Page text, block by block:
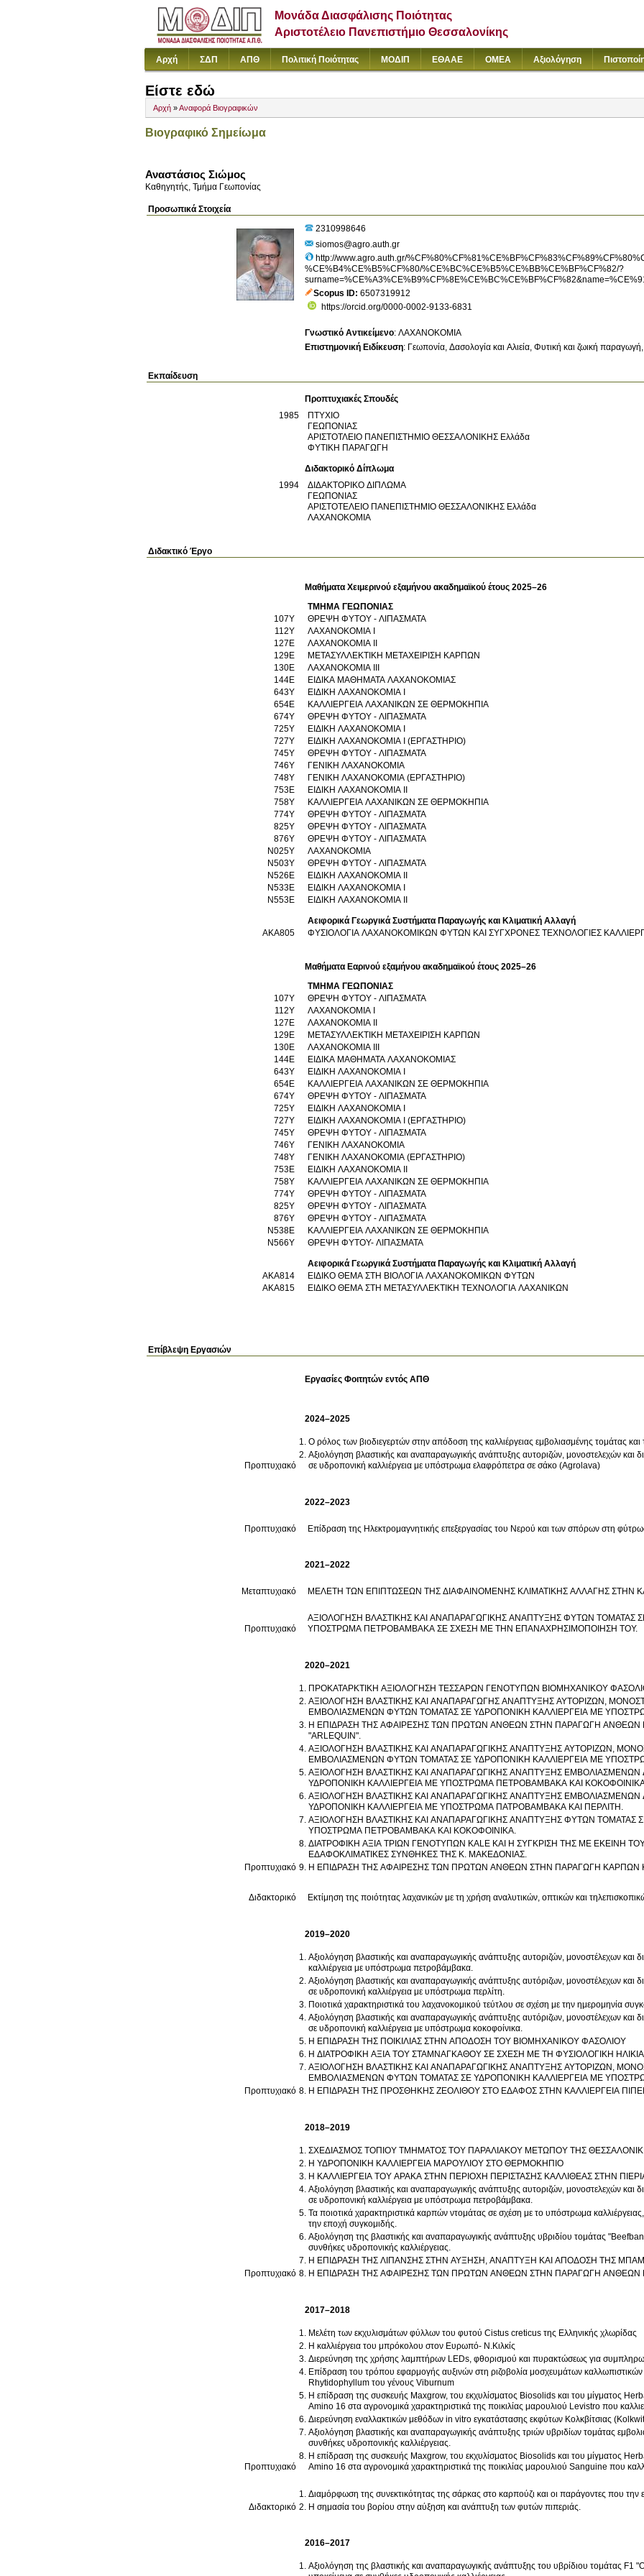
Μονάδα Διασφάλισης Ποιότητας
Αριστοτέλειο Πανεπιστήμιο Θεσσαλονίκης
Αρχή ΣΔΠ ΑΠΘ Πολιτική Ποιότητας ΜΟΔΙΠ ΕΘΑΑΕ ΟΜΕΑ Αξιολόγηση
Είστε εδώ
Αρχή »Αναφορά Βιογραφικών
Βιογραφικό Σημείωμα
Αναστάσιος Σιώμος
Καθηγητής, Τμήμα Γεωπονίας
Προσωπικά Στοιχεία
2310998646
siomos@agro.auth.gr
http://www.agro.auth.gr/
%CE%B4%CE%B5%CF%80/%CE%BC%CE%B5%CE%BB%CE%BF%CF%82/?
Scopus ID 6507319912
https://orcid.org/0000-0002-9133-6831
Γνωστικό Αντικείμενο: ΛΑΧΑΝΟΚΟΜΙΑ
Επιστημονική Ειδίκευση: Γεωπονία, Δασολογία και Αλιεία Φυτική και ζωική παραγωγή
Εκπαίδευση
Προπτυχιακές Σπουδές
1985
ΠΤΥΧΙΟ
ΓΕΩΠΟΝΙΑΣ
ΑΡΙΣΤΟΤΛΕΙΟ ΠΑΝΕΠΙΣΤΗΜΙΟ ΘΕΣΣΑΛΟΝΙΚΗΣ Ελλάδα
ΦΥΤΙΚΗ ΠΑΡΑΓΩΓΗ
Διδακτορικό Δίπλωμα
1994
ΔΙΔΑΚΤΟΡΙΚΟ ΔΙΠΛΩΜΑ
ΓΕΩΠΟΝΙΑΣ
ΑΡΙΣΤΟΤΕΛΕΙΟ ΠΑΝΕΠΙΣΤΗΜΙΟ ΘΕΣΣΑΛΟΝΙΚΗΣ Ελλάδα
ΛΑΧΑΝΟΚΟΜΙΑ
Διδακτικό Έργο
Μαθήματα Χειμερινού εξαμήνου ακαδημαϊκού έτους 2025–26
ΤΜΗΜΑ ΓΕΩΠΟΝΙΑΣ
107Υ
ΘΡΕΨΗ ΦΥΤΟΥ - ΛΙΠΑΣΜΑΤΑ
112Υ
ΛΑΧΑΝΟΚΟΜΙΑ Ι
127Ε
ΛΑΧΑΝΟΚΟΜΙΑ ΙΙ
129Ε
ΜΕΤΑΣΥΛΛΕΚΤΙΚΗ ΜΕΤΑΧΕΙΡΙΣΗ ΚΑΡΠΩΝ
130Ε
ΛΑΧΑΝΟΚΟΜΙΑ ΙΙΙ
144Ε
ΕΙΔΙΚΑ ΜΑΘΗΜΑΤΑ ΛΑΧΑΝΟΚΟΜΙΑΣ
643Υ
ΕΙΔΙΚΗ ΛΑΧΑΝΟΚΟΜΙΑ Ι
654Ε
ΚΑΛΛΙΕΡΓΕΙΑ ΛΑΧΑΝΙΚΩΝ ΣΕ ΘΕΡΜΟΚΗΠΙΑ
674Υ
ΘΡΕΨΗ ΦΥΤΟΥ - ΛΙΠΑΣΜΑΤΑ
725Υ
ΕΙΔΙΚΗ ΛΑΧΑΝΟΚΟΜΙΑ Ι
727Υ
ΕΙΔΙΚΗ ΛΑΧΑΝΟΚΟΜΙΑ Ι (ΕΡΓΑΣΤΗΡΙΟ)
745Υ
ΘΡΕΨΗ ΦΥΤΟΥ - ΛΙΠΑΣΜΑΤΑ
746Υ
ΓΕΝΙΚΗ ΛΑΧΑΝΟΚΟΜΙΑ
748Υ
ΓΕΝΙΚΗ ΛΑΧΑΝΟΚΟΜΙΑ (ΕΡΓΑΣΤΗΡΙΟ)
753Ε
ΕΙΔΙΚΗ ΛΑΧΑΝΟΚΟΜΙΑ ΙΙ
758Υ
ΚΑΛΛΙΕΡΓΕΙΑ ΛΑΧΑΝΙΚΩΝ ΣΕ ΘΕΡΜΟΚΗΠΙΑ
774Υ
ΘΡΕΨΗ ΦΥΤΟΥ - ΛΙΠΑΣΜΑΤΑ
825Υ
ΘΡΕΨΗ ΦΥΤΟΥ - ΛΙΠΑΣΜΑΤΑ
876Υ
ΘΡΕΨΗ ΦΥΤΟΥ - ΛΙΠΑΣΜΑΤΑ
Ν025Υ
ΛΑΧΑΝΟΚΟΜΙΑ
Ν503Υ
ΘΡΕΨΗ ΦΥΤΟΥ - ΛΙΠΑΣΜΑΤΑ
Ν526Ε
ΕΙΔΙΚΗ ΛΑΧΑΝΟΚΟΜΙΑ ΙΙ
Ν533Ε
ΕΙΔΙΚΗ ΛΑΧΑΝΟΚΟΜΙΑ Ι
Ν553Ε
ΕΙΔΙΚΗ ΛΑΧΑΝΟΚΟΜΙΑ ΙΙ
Αειφορικά Γεωργικά Συστήματα Παραγωγής και Κλιματική Αλλαγή
AKA805
ΦΥΣΙΟΛΟΓΙΑ ΛΑΧΑΝΟΚΟΜΙΚΩΝ ΦΥΤΩΝ ΚΑΙ ΣΥΓΧΡΟΝΕΣ ΤΕΧΝΟΛΟΓΙΕΣ
Μαθήματα Εαρινού εξαμήνου ακαδημαϊκού έτους 2025–26
ΤΜΗΜΑ ΓΕΩΠΟΝΙΑΣ
107Υ
ΘΡΕΨΗ ΦΥΤΟΥ - ΛΙΠΑΣΜΑΤΑ
112Υ
ΛΑΧΑΝΟΚΟΜΙΑ Ι
127Ε
ΛΑΧΑΝΟΚΟΜΙΑ ΙΙ
129Ε
ΜΕΤΑΣΥΛΛΕΚΤΙΚΗ ΜΕΤΑΧΕΙΡΙΣΗ ΚΑΡΠΩΝ
130Ε
ΛΑΧΑΝΟΚΟΜΙΑ ΙΙΙ
144Ε
ΕΙΔΙΚΑ ΜΑΘΗΜΑΤΑ ΛΑΧΑΝΟΚΟΜΙΑΣ
643Υ
ΕΙΔΙΚΗ ΛΑΧΑΝΟΚΟΜΙΑ Ι
654Ε
ΚΑΛΛΙΕΡΓΕΙΑ ΛΑΧΑΝΙΚΩΝ ΣΕ ΘΕΡΜΟΚΗΠΙΑ
674Υ
ΘΡΕΨΗ ΦΥΤΟΥ - ΛΙΠΑΣΜΑΤΑ
725Υ
ΕΙΔΙΚΗ ΛΑΧΑΝΟΚΟΜΙΑ Ι
727Υ
ΕΙΔΙΚΗ ΛΑΧΑΝΟΚΟΜΙΑ Ι (ΕΡΓΑΣΤΗΡΙΟ)
745Υ
ΘΡΕΨΗ ΦΥΤΟΥ - ΛΙΠΑΣΜΑΤΑ
746Υ
ΓΕΝΙΚΗ ΛΑΧΑΝΟΚΟΜΙΑ
748Υ
ΓΕΝΙΚΗ ΛΑΧΑΝΟΚΟΜΙΑ (ΕΡΓΑΣΤΗΡΙΟ)
753Ε
ΕΙΔΙΚΗ ΛΑΧΑΝΟΚΟΜΙΑ ΙΙ
758Υ
ΚΑΛΛΙΕΡΓΕΙΑ ΛΑΧΑΝΙΚΩΝ ΣΕ ΘΕΡΜΟΚΗΠΙΑ
774Υ
ΘΡΕΨΗ ΦΥΤΟΥ - ΛΙΠΑΣΜΑΤΑ
825Υ
ΘΡΕΨΗ ΦΥΤΟΥ - ΛΙΠΑΣΜΑΤΑ
876Υ
ΘΡΕΨΗ ΦΥΤΟΥ - ΛΙΠΑΣΜΑΤΑ
Ν538Ε
ΚΑΛΛΙΕΡΓΕΙΑ ΛΑΧΑΝΙΚΩΝ ΣΕ ΘΕΡΜΟΚΗΠΙΑ
Ν566Υ
ΘΡΕΨΗ ΦΥΤΟΥ- ΛΙΠΑΣΜΑΤΑ
Αειφορικά Γεωργικά Συστήματα Παραγωγής και Κλιματική Αλλαγή
AKA814
ΕΙΔΙΚΟ ΘΕΜΑ ΣΤΗ ΒΙΟΛΟΓΙΑ ΛΑΧΑΝΟΚΟΜΙΚΩΝ ΦΥΤΩΝ
AKA815
ΕΙΔΙΚΟ ΘΕΜΑ ΣΤΗ ΜΕΤΑΣΥΛΛΕΚΤΙΚΗ ΤΕΧΝΟΛΟΓΙΑ ΛΑΧΑΝΙΚΩΝ
Επίβλεψη Εργασιών
Εργασίες Φοιτητών εντός ΑΠΘ
2024–2025
Προπτυχιακό
Ο ρόλος των βιοδιεγερτών στην απόδοση της καλλιέργειας εμβολιασμένης τομάτας
Αξιολόγηση βλαστικής και αναπαραγωγικής ανάπτυξης αυτοριζών, μονοστελεχών και
σε υδροπονική καλλιέργεια με υπόστρωμα ελαφρόπετρα σε σάκο (Agrolava)
2022–2023
Προπτυχιακό Επίδραση της Ηλεκτρομαγνητικής επεξεργασίας
2021–2022
Μεταπτυχιακό ΜΕΛΕΤΗ ΤΩΝ ΕΠΙΠΤΩΣΕΩΝ ΤΗΣ ΔΙΑΦΑΙΝΟΜΕΝΗΣ ΚΛΙΜΑΤΙΚΗΣ ΑΛΛΑΓΗΣ ΣΤΗΝ
Προπτυχιακό
ΑΞΙΟΛΟΓΗΣΗ ΒΛΑΣΤΙΚΗΣ ΚΑΙ ΑΝΑΠΑΡΑΓΩΓΙΚΗΣ ΑΝΑΠΤΥΞΗΣ ΦΥΤΩΝ ΤΟΜΑΤΑΣ
ΥΠΟΣΤΡΩΜΑ ΠΕΤΡΟΒΑΜΒΑΚΑ ΣΕ ΣΧΕΣΗ ΜΕ ΤΗΝ ΕΠΑΝΑΧΡΗΣΙΜΟΠΟΙΗΣΗ ΤΟΥ.
2020–2021
Προπτυχιακό
ΠΡΟΚΑΤΑΡΚΤΙΚΗ ΑΞΙΟΛΟΓΗΣΗ ΤΕΣΣΑΡΩΝ ΓΕΝΟΤΥΠΩΝ ΒΙΟΜΗΧΑΝΙΚΟΥ
ΑΞΙΟΛΟΓΗΣΗ ΒΛΑΣΤΙΚΗΣ ΚΑΙ ΑΝΑΠΑΡΑΓΩΓΗΣ ΑΝΑΠΤΥΞΗΣ ΑΥΤΟΡΙΖΩΝ,
ΕΜΒΟΛΙΑΣΜΕΝΩΝ ΦΥΤΩΝ ΤΟΜΑΤΑΣ ΣΕ ΥΔΡΟΠΟΝΙΚΗ ΚΑΛΛΙΕΡΓΕΙΑ ΜΕ
Η ΕΠΙΔΡΑΣΗ ΤΗΣ ΑΦΑΙΡΕΣΗΣ ΤΩΝ ΠΡΩΤΩΝ ΑΝΘΕΩΝ ΣΤΗΝ ΠΑΡΑΓΩΓΗ ΑΝΘΕΩΝ
"ARLEQUIN".
ΑΞΙΟΛΟΓΗΣΗ ΒΛΑΣΤΙΚΗΣ ΚΑΙ ΑΝΑΠΑΡΑΓΩΓΙΚΗΣ ΑΝΑΠΤΥΞΗΣ ΑΥΤΟΡΙΖΩΝ,
ΕΜΒΟΛΙΑΣΜΕΝΩΝ ΦΥΤΩΝ ΤΟΜΑΤΑΣ ΣΕ ΥΔΡΟΠΟΝΙΚΗ ΚΑΛΛΙΕΡΓΕΙΑ ΜΕ
ΑΞΙΟΛΟΓΗΣΗ ΒΛΑΣΤΙΚΗΣ ΚΑΙ ΑΝΑΠΑΡΑΓΩΓΙΚΗΣ ΑΝΑΠΤΥΞΗΣ
ΥΔΡΟΠΟΝΙΚΗ ΚΑΛΛΙΕΡΓΕΙΑ ΜΕ ΥΠΟΣΤΡΩΜΑ ΠΕΤΡΟΒΑΜΒΑΚΑ ΚΑΙ
ΑΞΙΟΛΟΓΗΣΗ ΒΛΑΣΤΙΚΗΣ ΚΑΙ ΑΝΑΠΑΡΑΓΩΓΙΚΗΣ ΑΝΑΠΤΥΞΗΣ
ΥΔΡΟΠΟΝΙΚΗ ΚΑΛΛΙΕΡΓΕΙΑ ΜΕ ΥΠΟΣΤΡΩΜΑ ΠΑΤΡΟΒΑΜΒΑΚΑ ΚΑΙ ΠΕΡΛΙΤΗ.
ΑΞΙΟΛΟΓΗΣΗ ΒΛΑΣΤΙΚΗΣ ΚΑΙ ΑΝΑΠΑΡΑΓΩΓΙΚΗΣ ΑΝΑΠΤΥΞΗΣ ΦΥΤΩΝ ΤΟΜΑΤΑΣ
ΥΠΟΣΤΡΩΜΑ ΠΕΤΡΟΒΑΜΒΑΚΑ ΚΑΙ ΚΟΚΟΦΟΙΝΙΚΑ.
ΔΙΑΤΡΟΦΙΚΗ ΑΞΙΑ ΤΡΙΩΝ ΓΕΝΟΤΥΠΩΝ KALE ΚΑΙ Η ΣΥΓΚΡΙΣΗ ΤΗΣ ΜΕ ΕΚΕΙΝΗ
ΕΔΑΦΟΚΛΙΜΑΤΙΚΕΣ ΣΥΝΘΗΚΕΣ ΤΗΣ Κ. ΜΑΚΕΔΟΝΙΑΣ.
Η ΕΠΙΔΡΑΣΗ ΤΗΣ ΑΦΑΙΡΕΣΗΣ ΤΩΝ ΠΡΩΤΩΝ ΑΝΘΕΩΝ ΣΤΗΝ ΠΑΡΑΓΩΓΗ ΚΑΡΠΩΝ
Διδακτορικό Εκτίμηση της ποιότητας λαχανικών με τη χρήση αναλυτικών, οπτικών και
2019–2020
Προπτυχιακό
Αξιολόγηση βλαστικής και αναπαραγωγικής ανάπτυξης αυτοριζών, μονοστέλεχων και
καλλιέργεια με υπόστρωμα πετροβάμβακα.
Αξιολόγηση βλαστικής και αναπαραγωγικής ανάπτυξης αυτόριζων, μονοστέλεχων και
σε υδροπονική καλλιέργεια με υπόστρωμα περλίτη.
Ποιοτικά χαρακτηριστικά του λαχανοκομικού τεύτλου σε σχέση με την ημερομηνία
Αξιολόγηση βλαστικής και αναπαραγωγικής ανάπτυξης αυτόριζων, μονοστέλεχων και
σε υδροπονική καλλιέργεια με υπόστρωμα κοκοφοίνικα.
Η ΕΠΙΔΡΑΣΗ ΤΗΣ ΠΟΙΚΙΛΙΑΣ ΣΤΗΝ ΑΠΟΔΟΣΗ ΤΟΥ ΒΙΟΜΗΧΑΝΙΚΟΥ ΦΑΣΟΛΙΟΥ
Η ΔΙΑΤΡΟΦΙΚΗ ΑΞΙΑ ΤΟΥ ΣΤΑΜΝΑΓΚΑΘΟΥ ΣΕ ΣΧΕΣΗ ΜΕ ΤΗ ΦΥΣΙΟΛΟΓΙΚΗ
ΑΞΙΟΛΟΓΗΣΗ ΒΛΑΣΤΙΚΗΣ ΚΑΙ ΑΝΑΠΑΡΑΓΩΓΙΚΗΣ ΑΝΑΠΤΥΞΗΣ ΑΥΤΟΡΙΖΩΝ,
ΕΜΒΟΛΙΑΣΜΕΝΩΝ ΦΥΤΩΝ ΤΟΜΑΤΑΣ ΣΕ ΥΔΡΟΠΟΝΙΚΗ ΚΑΛΛΙΕΡΓΕΙΑ ΜΕ
Η ΕΠΙΔΡΑΣΗ ΤΗΣ ΠΡΟΣΘΗΚΗΣ ΖΕΟΛΙΘΟΥ ΣΤΟ ΕΔΑΦΟΣ ΣΤΗΝ ΚΑΛΛΙΕΡΓΕΙΑ
2018–2019
Προπτυχιακό
ΣΧΕΔΙΑΣΜΟΣ ΤΟΠΙΟΥ ΤΜΗΜΑΤΟΣ ΤΟΥ ΠΑΡΑΛΙΑΚΟΥ ΜΕΤΩΠΟΥ ΤΗΣ
Η ΥΔΡΟΠΟΝΙΚΗ ΚΑΛΛΙΕΡΓΕΙΑ ΜΑΡΟΥΛΙΟΥ ΣΤΟ ΘΕΡΜΟΚΗΠΙΟ
Η ΚΑΛΛΙΕΡΓΕΙΑ ΤΟΥ ΑΡΑΚΑ ΣΤΗΝ ΠΕΡΙΟΧΗ ΠΕΡΙΣΤΑΣΗΣ ΚΑΛΛΙΘΕΑΣ ΣΤΗΝ
Αξιολόγηση βλαστικής και αναπαραγωγικής ανάπτυξης αυτοριζών, μονοστελεχών και
σε υδροπονική καλλιέργεια με υπόστρωμα πετροβάμβακα.
Τα ποιοτικά χαρακτηριστικά καρπών ντομάτας σε σχέση με το υπόστρωμα
την εποχή συγκομιδής.
Αξιολόγηση της βλαστικής και αναπαραγωγικής ανάπτυξης υβριδίου τομάτας
συνθήκες υδροπονικής καλλιέργειας.
Η ΕΠΙΔΡΑΣΗ ΤΗΣ ΛΙΠΑΝΣΗΣ ΣΤΗΝ ΑΥΞΗΣΗ, ΑΝΑΠΤΥΞΗ ΚΑΙ ΑΠΟΔΟΣΗ ΤΗΣ
Η ΕΠΙΔΡΑΣΗ ΤΗΣ ΑΦΑΙΡΕΣΗΣ ΤΩΝ ΠΡΩΤΩΝ ΑΝΘΕΩΝ ΣΤΗΝ ΠΑΡΑΓΩΓΗ ΑΝΘΕΩΝ
2017–2018
Προπτυχιακό
Μελέτη των εκχυλισμάτων φύλλων του φυτού Cistus creticus της Ελληνικής χλωρίδας
Η καλλιέργεια του μπρόκολου στον Ευρωπό- Ν.Κιλκίς
Διερεύνηση της χρήσης λαμπτήρων LEDs, φθορισμού και πυρακτώσεως για
Επίδραση του τρόπου εφαρμογής αυξινών στη ριζοβολία μοσχευμάτων καλλωπιστικών φυτών των ειδών
Rhytidophyllum του γένους Viburnum
H επίδραση της συσκευής Maxgrow, του εκχυλίσματος Biosolids και του μίγματος Herbagreen Z20 και Herbagreen-Fluisan και
Amino 16 στα αγρονομικά χαρακτηριστικά της ποικιλίας μαρουλιού Levistro που
Διερεύνηση εναλλακτικών μεθόδων in vitro εγκατάστασης εκφύτων Κολκβίτσιας
Αξιολόγηση βλαστικής και αναπαραγωγικής ανάπτυξης τριών υβριδίων τομάτας
συνθήκες υδροπονικής καλλιέργειας.
H επίδραση της συσκευής Maxgrow, του εκχυλίσματος Biosolids και του μίγματος Herbagreen Z20 και Herbagreen-Fluisan και
Amino 16 στα αγρονομικά χαρακτηριστικά της ποικιλίας μαρουλιού Sanguine που
Διδακτορικό
Διαμόρφωση της συνεκτικότητας της σάρκας στο καρπούζι και οι παράγοντες που την
Η σημασία του βορίου στην αύξηση και ανάπτυξη των φυτών πιπεριάς.
2016–2017
Αξιολόγηση της βλαστικής και αναπαραγωγικής ανάπτυξης του υβρίδιου τομάτας F1